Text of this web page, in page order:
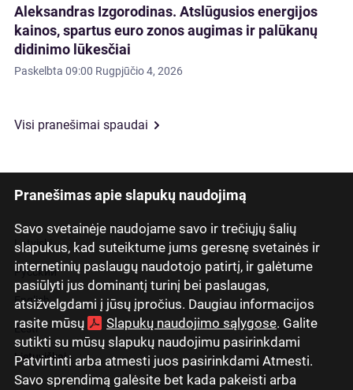
Pranešimas apie slapukų naudojimą
Savo svetainėje naudojame savo ir trečiųjų šalių
slapukus, kad suteiktume jums geresnę svetainės ir
internetinių paslaugų naudotojo patirtį, ir galėtume
pasiūlyti jus dominantį turinį bei paslaugas,
atsižvelgdami į jūsų įpročius. Daugiau informacijos
rasite mūsų
Slapukų naudojimo sąlygose. Galite
sutikti su mūsų slapukų naudojimu pasirinkdami
Patvirtinti arba atmesti juos pasirinkdami Atmesti.
Savo sprendimą galėsite bet kada pakeisti arba
Aleksandras Izgorodinas. Atslūgusios energijos
kainos, spartus euro zonos augimas ir palūkanų
didinimo lūkesčiai
Paskelbta 09:00 Rugpjūčio 4, 2026
Visi pranešimai spaudai
Latviski
Русский
English
Eesti
Lietuviškai